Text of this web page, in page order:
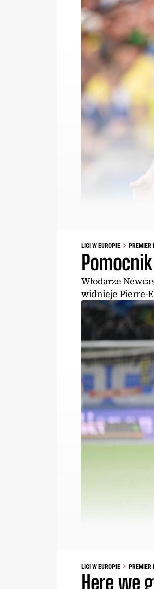
LIGI W EUROPIE PREMIER
Włodarze
widnieje Pierre-
LIGI W EUROPIE PREMIER
Here we